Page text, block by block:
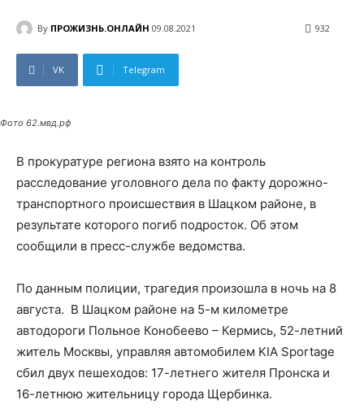
By ПРОЖИЗНЬ.ОНЛАЙН 09.08.2021 932
VK Telegram
Фото 62.мвд.рф
В прокуратуре региона взято на контроль
расследование уголовного дела по факту дорожно-
транспортного происшествия в Шацком районе, в
результате которого погиб подросток. Об этом
сообщили в пресс-службе ведомства.
По данным полиции, трагедия произошла в ночь на 8
августа. В Шацком районе на 5-м километре
автодороги Польное Конобеево – Кермись, 52-летний
житель Москвы, управляя автомобилем KIA Sportage
сбил двух пешеходов: 17-летнего жителя Пронска и
16-летнюю жительницу города Щербинка.